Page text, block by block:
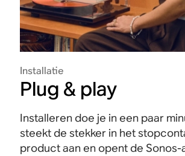
Installatie
Plug & play
Installeren doe je in een paar
steekt de stekker in het
product aan en opent de Sonos-